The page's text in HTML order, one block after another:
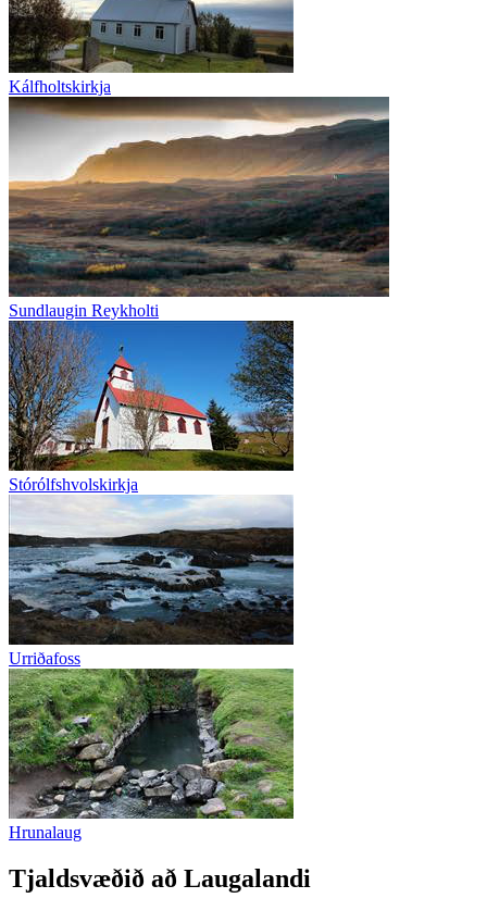
Kálfholtskirkja
Sundlaugin Reykholti
Stórólfshvolskirkja
Urriðafoss
Hrunalaug
Tjaldsvæðið að Laugalandi